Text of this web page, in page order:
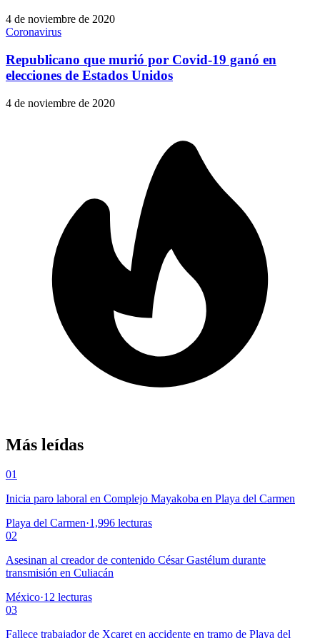
4 de noviembre de 2020
Coronavirus
Republicano que murió por Covid-19 ganó en
elecciones de Estados Unidos
4 de noviembre de 2020
Más leídas
01
Inicia paro laboral en Complejo Mayakoba en Playa del Carmen
Playa del Carmen·1,996 lecturas
02
Asesinan al creador de contenido César Gastélum durante
transmisión en Culiacán
México·12 lecturas
03
Fallece trabajador de Xcaret en accidente en tramo de Playa del